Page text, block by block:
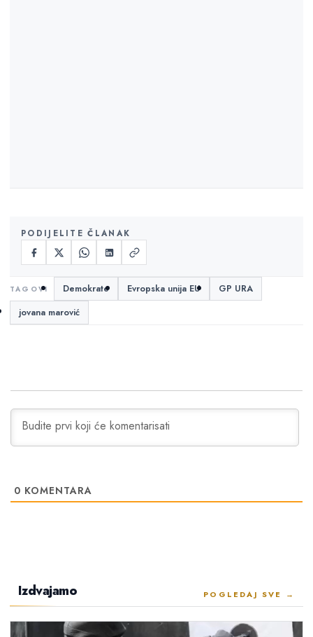
PODIJELITE ČLANAK
Demokrate Evropska unija EU
GP URA
jovana marović
0 KOMENTARA
Izdvajamo POGLEDAJ SVE →